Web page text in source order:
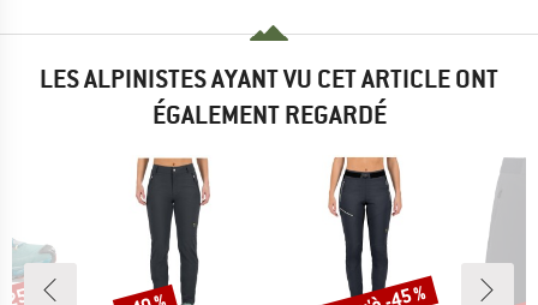
LES ALPINISTES AYANT VU CET ARTICLE ONT
ÉGALEMENT REGARDÉ